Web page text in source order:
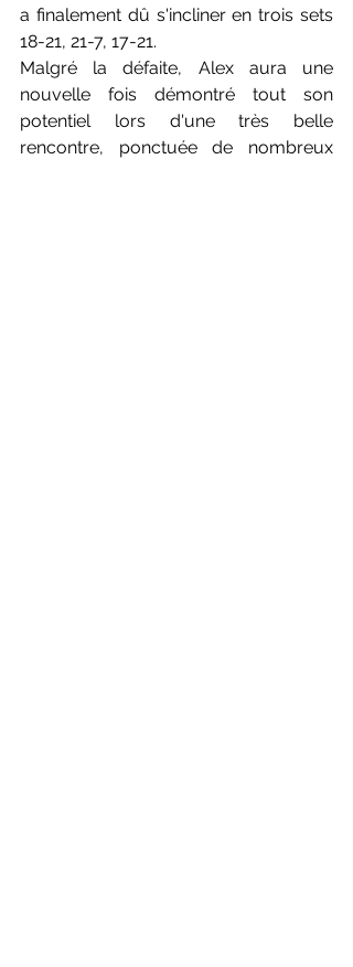
a finalement dû s'incliner en trois sets
18-21, 21-7, 17-21.
Malgré la défaite, Alex aura une
nouvelle fois démontré tout son
potentiel lors d'une très belle
rencontre, ponctuée de nombreux